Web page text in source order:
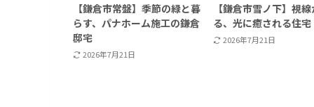
【鎌倉市常盤】季節の緑と暮
らす、パナホーム施工の鎌倉
邸宅
2026年7月21日
【鎌倉市雪ノ下】視
る、光に癒される住宅
2026年7月21日